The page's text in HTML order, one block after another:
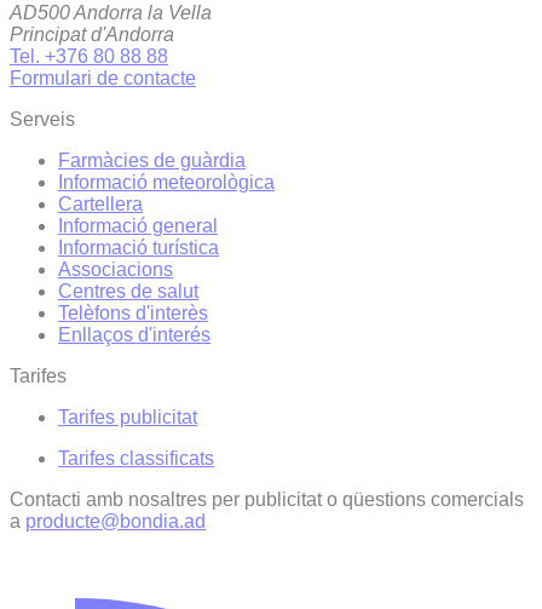
AD500 Andorra la Vella
Principat d'Andorra
Tel. +376 80 88 88
Formulari de contacte
Serveis
Farmàcies de guàrdia
Informació meteorològica
Cartellera
Informació general
Informació turística
Associacions
Centres de salut
Telèfons d'interès
Enllaços d'interés
Tarifes
Tarifes publicitat
Tarifes classificats
Contacti amb nosaltres per publicitat o qüestions comercials
a producte@bondia.ad